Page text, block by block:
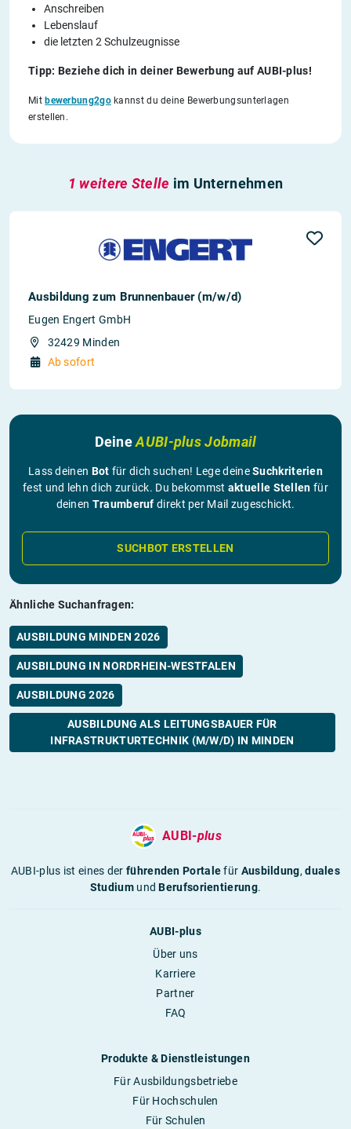
Anschreiben
Lebenslauf
die letzten 2 Schulzeugnisse
Tipp: Beziehe dich in deiner Bewerbung auf AUBI-plus!
Mit bewerbung2gokannst du deine Bewerbungsunterlagen
erstellen.
1 weitere Stelle im Unternehmen
Ausbildung zum Brunnenbauer (m/w/d)
Eugen Engert GmbH
32429 Minden
Ab sofort
DeineAUBI-plus Jobmail
Lass deinen Bot für dich suchen! Lege deineSuchkriterien
fest und lehn dich zurück. Du bekommst aktuelle Stellen für
deinen Traumberuf direkt per Mail zugeschickt.
SUCHBOT ERSTELLEN
Ähnliche Suchanfragen:
AUSBILDUNG MINDEN 2026
AUSBILDUNG IN NORDRHEIN-WESTFALEN
AUSBILDUNG 2026
AUSBILDUNG ALS LEITUNGSBAUER FÜR
INFRASTRUKTURTECHNIK (M/W/D) IN MINDEN
AUBI-plus
AUBI-plus ist eines derführenden Portalefür Ausbildung,duales
StudiumundBerufsorientierung.
AUBI-plus
Über uns
Karriere
Partner
FAQ
Produkte & Dienstleistungen
Für Ausbildungsbetriebe
Für Hochschulen
Für Schulen